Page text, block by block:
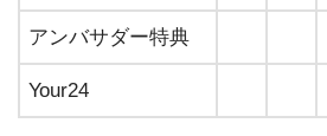
アンバサダー特典
Your24